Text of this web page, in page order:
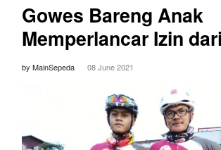
Gowes Bareng Anak
Memperlancar Izin
by MainSepeda 08 June 2021